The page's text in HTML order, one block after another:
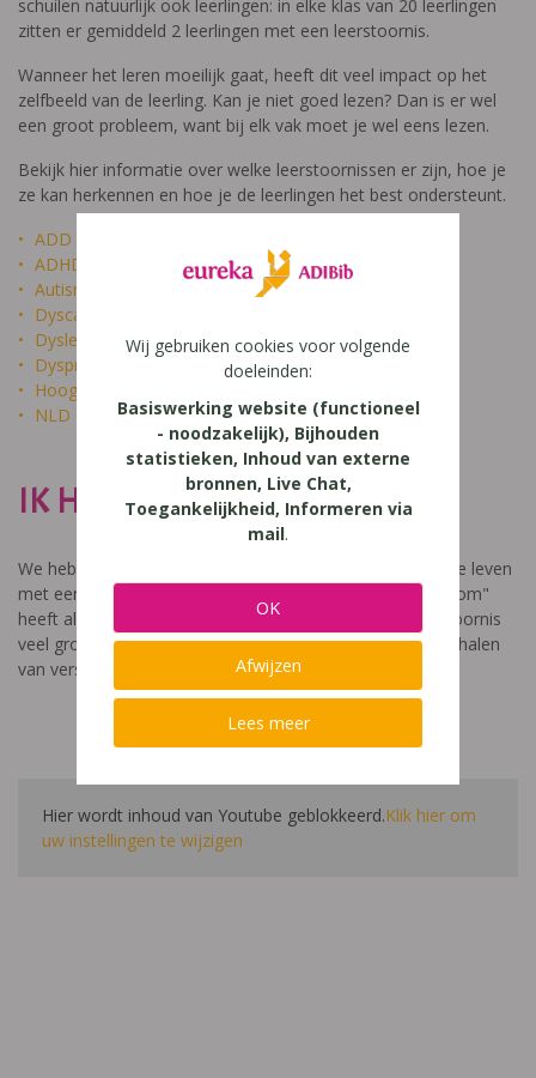
schuilen natuurlijk ook leerlingen: in elke klas van 20 leerlingen
zitten er gemiddeld 2 leerlingen met een leerstoornis.
Wanneer het leren moeilijk gaat, heeft dit veel impact op het
zelfbeeld van de leerling. Kan je niet goed lezen? Dan is er wel
een groot probleem, want bij elk vak moet je wel eens lezen.
Bekijk hier informatie over welke leerstoornissen er zijn, hoe je
ze kan herkennen en hoe je de leerlingen het best ondersteunt.
ADD
ADHD
Autisme
Dyscalculie
Dyslexie
Dyspraxie
Hoogbegaafdheid
NLD
IK HEET NIET DOM
We hebben een video gemaakt die toont hoe het is om te leven
met een leerstoornis. De film met als titel: "Ik heet niet dom"
heeft als doel aan te tonen dat de impact van een leerstoornis
veel groter is dan enkel wat je ziet in de klas. Je hoort verhalen
van verschillende leerlingen en ouders.
Hier wordt inhoud van Youtube geblokkeerd.Klik hier om
uw instellingen te wijzigen
Wij gebruiken cookies voor volgende
doeleinden:
Basiswerking website (functioneel
- noodzakelijk), Bijhouden
statistieken, Inhoud van externe
bronnen, Live Chat,
Toegankelijkheid, Informeren via
mail.
OK
Afwijzen
Lees meer